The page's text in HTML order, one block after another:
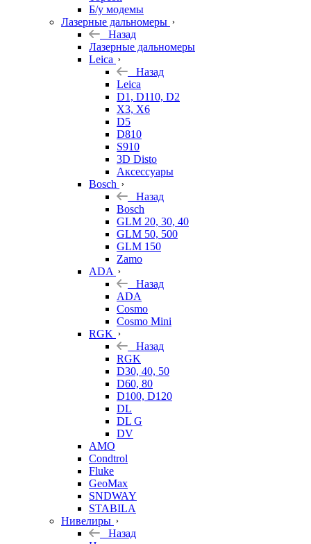
Б/у модемы
Лазерные дальномеры
Назад
Лазерные дальномеры
Leica
Назад
Leica
D1, D110, D2
X3, X6
D5
D810
S910
3D Disto
Аксессуары
Bosch
Назад
Bosch
GLM 20, 30, 40
GLM 50, 500
GLM 150
Zamo
ADA
Назад
ADA
Cosmo
Cosmo Mini
RGK
Назад
RGK
D30, 40, 50
D60, 80
D100, D120
DL
DL G
DV
AMO
Condtrol
Fluke
GeoMax
SNDWAY
STABILA
Нивелиры
Назад